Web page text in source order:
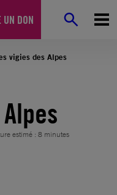
UN DON
vigies des Alpes
estimé : 8 minutes